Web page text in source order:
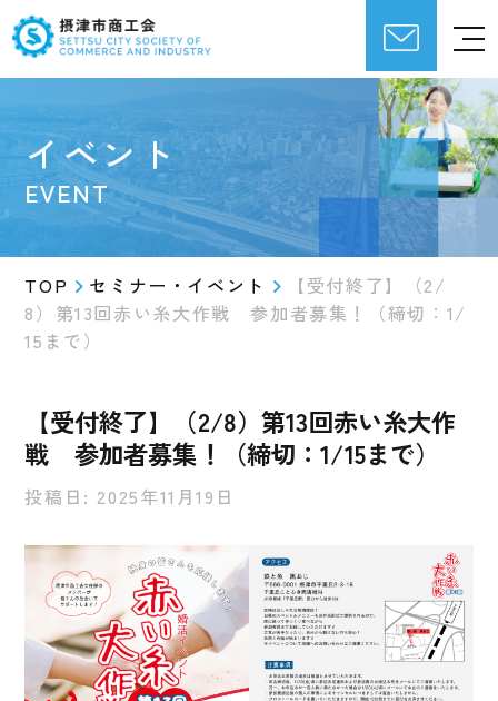
イベント
EVENT
TOP セミナー・イベント
【受付終了】（2/
8）第13回赤い糸大作戦 参加者募集！（締切：1/
15まで）
【受付終了】（2/8）第13回赤い糸大作
戦 参加者募集！（締切：1/15まで）
投稿日: 2025年11月19日